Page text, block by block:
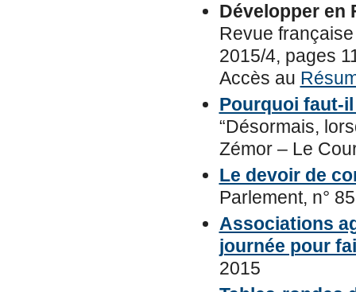
Développer en
Revue
2015/4, pages
Accès au
Pourquoi faut-
“Désormais,
Zémor – Le
Le devoir de
Parlement, n°
Associations
journée pour
2015